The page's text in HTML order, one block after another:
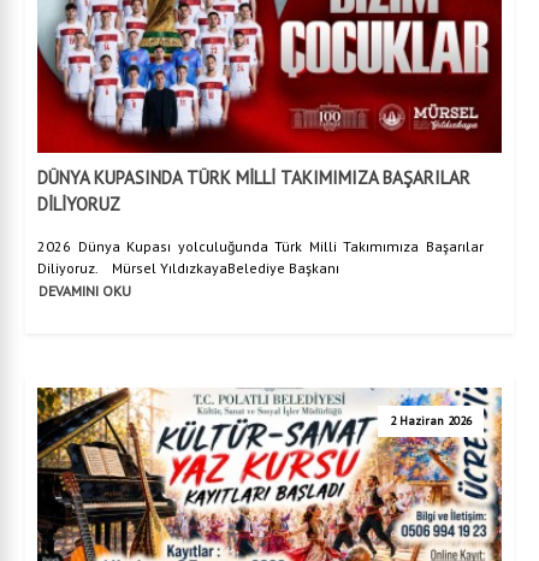
DÜNYA KUPASINDA TÜRK MİLLİ TAKIMIMIZA BAŞARILAR
DİLİYORUZ
2026 Dünya Kupası yolculuğunda Türk Milli Takımımıza Başarılar
Diliyoruz. Mürsel YıldızkayaBelediye Başkanı
DEVAMINI OKU
2 Haziran 2026